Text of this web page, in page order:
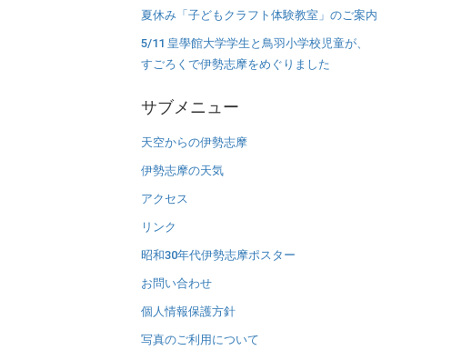
夏休み「子どもクラフト体験教室」のご案内
5/11 皇學館大学学生と鳥羽小学校児童が、
すごろくで伊勢志摩をめぐりました
サブメニュー
天空からの伊勢志摩
伊勢志摩の天気
アクセス
リンク
昭和30年代伊勢志摩ポスター
お問い合わせ
個人情報保護方針
写真のご利用について